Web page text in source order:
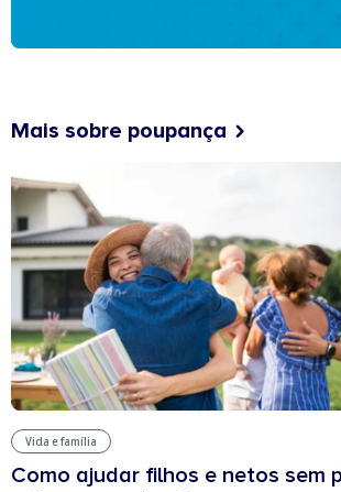
Mais sobre poupança
Vida e família
Como ajudar filhos e netos sem